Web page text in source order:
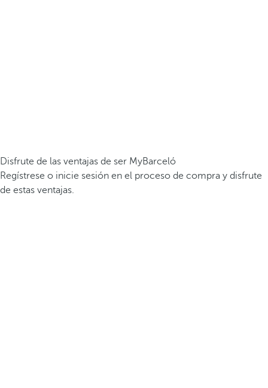
Disfrute de las ventajas de ser MyBarceló
Regístrese o inicie sesión en el proceso de compra y disfrute
de estas ventajas.